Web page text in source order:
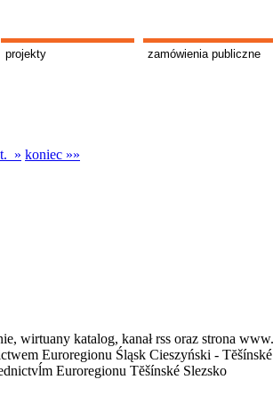
projekty zamówienia publiczne
» koniec »»
wirtuany katalog, kanał rss oraz strona www.
Euroregionu Śląsk Cieszyński -
Euroregionu Tĕšínské Slezsko